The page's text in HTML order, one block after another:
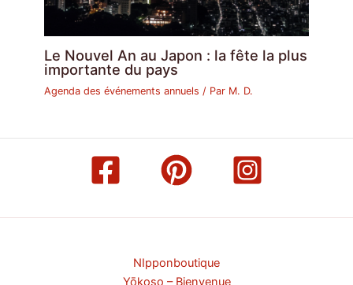
Le Nouvel An au Japon : la fête la plus
importante du pays
Agenda des événements annuels / Par M. D.
NIpponboutique
Yōkoso – Bienvenue